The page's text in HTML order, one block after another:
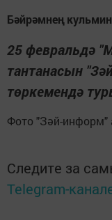
Бәйрәмнең
25 февральдә
тантанасын
төркемендә
Фото "Зәй-информ"
Следите за
Telegram-